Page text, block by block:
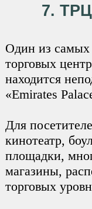
7.
Один из
торговых
находится
«Emirates
Для
кинотеатр,
площадки,
магазины,
торговых